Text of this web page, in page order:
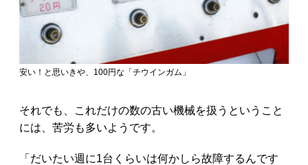
安い！と思いきや、100円な「チウインガム」
それでも、これだけの数の古い機械を扱うということ
には、苦労も多いようです。
「だいたい週に1台くらいは何かしら故障するんです